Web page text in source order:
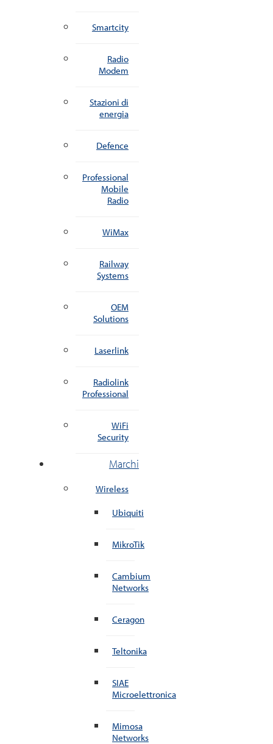
Smartcity
Radio
Modem
Stazioni di
energia
Defence
Professional
Mobile
Radio
WiMax
Railway
Systems
OEM
Solutions
Laserlink
Radiolink
Professional
WiFi
Security
Marchi
Wireless
Ubiquiti
MikroTik
Cambium
Networks
Ceragon
Teltonika
SIAE
Microelettronica
Mimosa
Networks